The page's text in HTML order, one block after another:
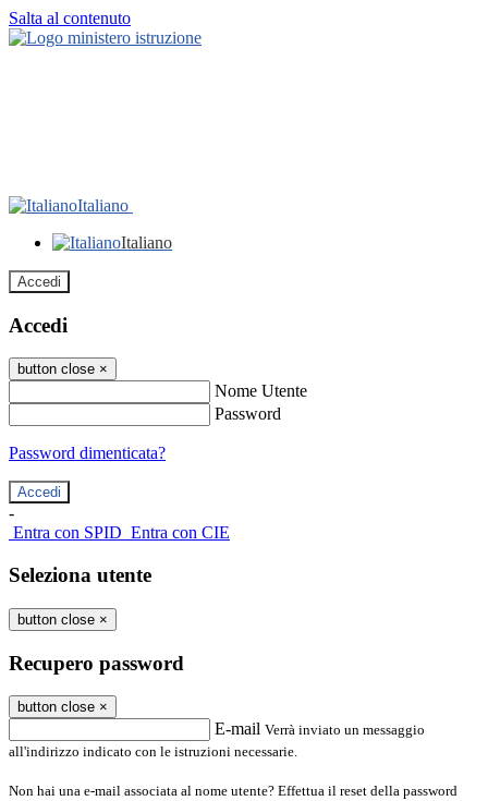
Salta al contenuto
Italiano
Italiano
Accedi
Accedi
button close ×
Nome Utente
Password
Password dimenticata?
-
Entra con SPID Entra con CIE
Seleziona utente
button close ×
Recupero password
button close ×
E-mail Verrà inviato un messaggio
all'indirizzo indicato con le istruzioni necessarie.
Non hai una e-mail associata al nome utente? Effettua il reset della password